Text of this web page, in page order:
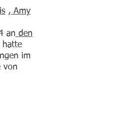
, Amy
an den
hatte
im
von